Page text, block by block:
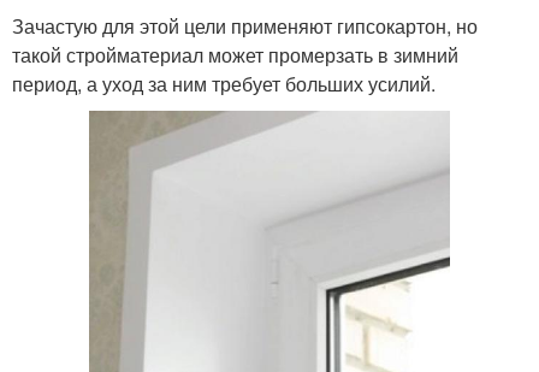
Зачастую для этой цели применяют гипсокартон, но
такой стройматериал может промерзать в зимний
период, а уход за ним требует больших усилий.